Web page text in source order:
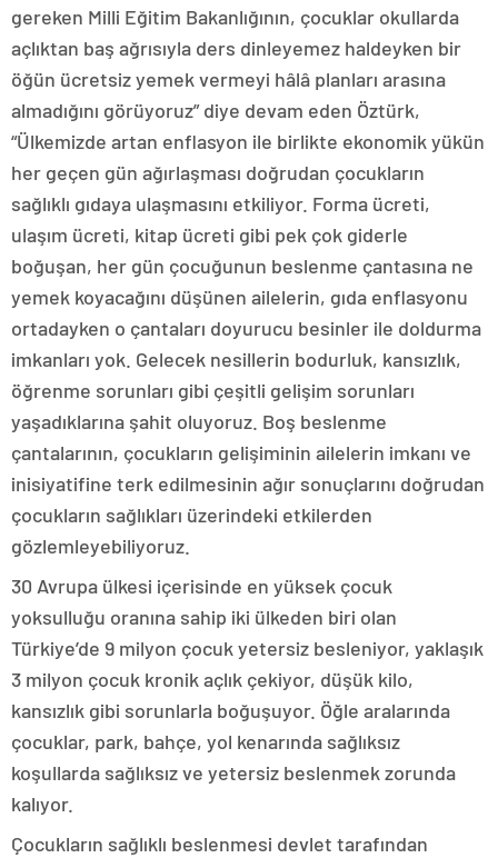
gereken Milli Eğitim Bakanlığının, çocuklar okullarda
açlıktan baş ağrısıyla ders dinleyemez haldeyken bir
öğün ücretsiz yemek vermeyi hâlâ planları arasına
almadığını görüyoruz” diye devam eden Öztürk,
“Ülkemizde artan enflasyon ile birlikte ekonomik yükün
her geçen gün ağırlaşması doğrudan çocukların
sağlıklı gıdaya ulaşmasını etkiliyor. Forma ücreti,
ulaşım ücreti, kitap ücreti gibi pek çok giderle
boğuşan, her gün çocuğunun beslenme çantasına ne
yemek koyacağını düşünen ailelerin, gıda enflasyonu
ortadayken o çantaları doyurucu besinler ile doldurma
imkanları yok. Gelecek nesillerin bodurluk, kansızlık,
öğrenme sorunları gibi çeşitli gelişim sorunları
yaşadıklarına şahit oluyoruz. Boş beslenme
çantalarının, çocukların gelişiminin ailelerin imkanı ve
inisiyatifine terk edilmesinin ağır sonuçlarını doğrudan
çocukların sağlıkları üzerindeki etkilerden
gözlemleyebiliyoruz.
30 Avrupa ülkesi içerisinde en yüksek çocuk
yoksulluğu oranına sahip iki ülkeden biri olan
Türkiye’de 9 milyon çocuk yetersiz besleniyor, yaklaşık
3 milyon çocuk kronik açlık çekiyor, düşük kilo,
kansızlık gibi sorunlarla boğuşuyor. Öğle aralarında
çocuklar, park, bahçe, yol kenarında sağlıksız
koşullarda sağlıksız ve yetersiz beslenmek zorunda
kalıyor.
Çocukların sağlıklı beslenmesi devlet tarafından